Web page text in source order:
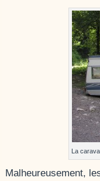
La
Malheureusement,